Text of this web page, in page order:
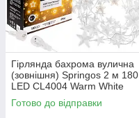
Гірлянда бахрома вулична
(зовнішня) Springos 2 м 180
LED CL4004 Warm White
orig439
Готово до відправки